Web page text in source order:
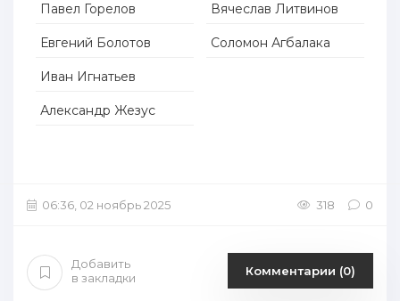
Павел Горелов
Евгений Болотов
Иван Игнатьев
Александр Жезус
Вячеслав Литвинов
Соломон Агбалака
06:36, 02 ноябрь 2025 318 0
Добавить
в закладки
Комментарии (0)